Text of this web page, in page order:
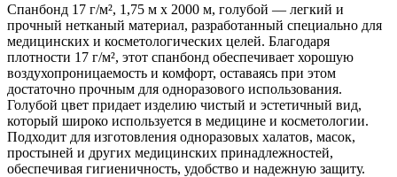
Спанбонд 17 г/м², 1,75 м x 2000 м, голубой — легкий и
прочный нетканый материал, разработанный специально для
медицинских и косметологических целей. Благодаря
плотности 17 г/м², этот спанбонд обеспечивает хорошую
воздухопроницаемость и комфорт, оставаясь при этом
достаточно прочным для одноразового использования.
Голубой цвет придает изделию чистый и эстетичный вид,
который широко используется в медицине и косметологии.
Подходит для изготовления одноразовых халатов, масок,
простыней и других медицинских принадлежностей,
обеспечивая гигиеничность, удобство и надежную защиту.